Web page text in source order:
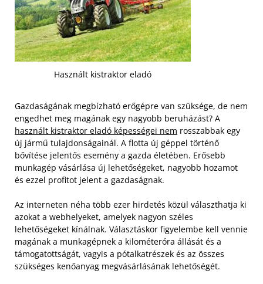
Használt kistraktor eladó
Gazdaságának megbízható erőgépre van szüksége, de nem
engedhet meg magának egy nagyobb beruházást? A
használt kistraktor eladó képességei nem rosszabbak egy
új jármű tulajdonságainál. A flotta új géppel történő
bővítése jelentős esemény a gazda életében. Erősebb
munkagép vásárlása új lehetőségeket, nagyobb hozamot
és ezzel profitot jelent a gazdaságnak.
Az interneten néha több ezer hirdetés közül választhatja ki
azokat a webhelyeket, amelyek nagyon széles
lehetőségeket kínálnak. Választáskor figyelembe kell vennie
magának a munkagépnek a kilométeróra állását és a
támogatottságát, vagyis a pótalkatrészek és az összes
szükséges kenőanyag megvásárlásának lehetőségét.